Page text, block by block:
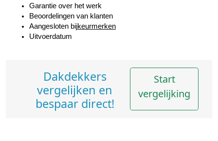
Garantie over het werk
Beoordelingen van klanten
Aangesloten bijkeurmerken
Uitvoerdatum
Dakdekkers
vergelijken en
bespaar direct!
Start
vergelijking